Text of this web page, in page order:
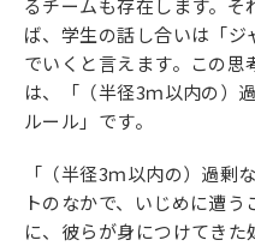
るチームも存在します。
ば、学生の話し合いは「
でいくと言えます。この
は、「（半径3ｍ以内の）
ルール」です。
「（半径3ｍ以内の）過剰
トのなかで、いじめに遭
に、彼らが身につけてきた